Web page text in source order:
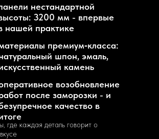
где каждая деталь говорит о
возобновление
после заморозки - и
качество в
премиум‑класса:
шпон, эмаль,
камень
нестандартной
3200 мм - впервые
нашей практике